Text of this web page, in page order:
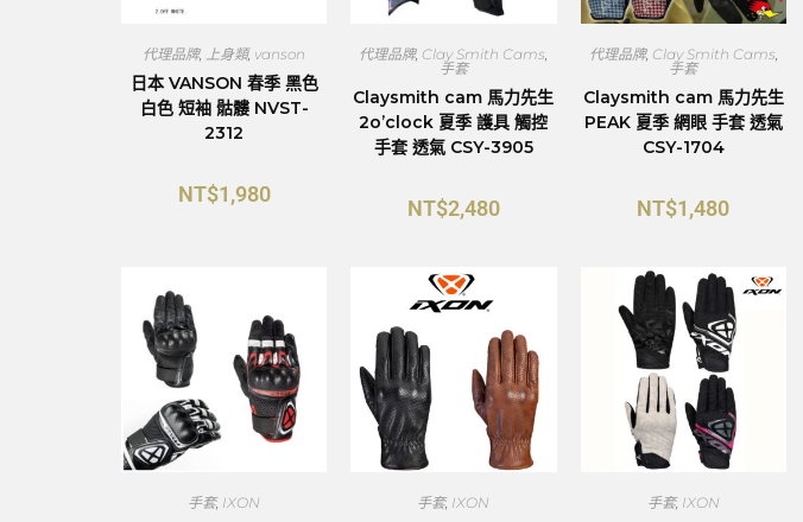
代理品牌, 上身類, vanson
日本 VANSON 春季 黑色
白色 短袖 骷髏 NVST-
2312
NT$1,980
代理品牌, Clay Smith Cams
手套
Claysmith cam 馬力先生
2o’clock 夏季 護具 觸控
手套 透氣 CSY-3905
NT$2,480
代理品牌, Clay Smith Cams
手套
Claysmith cam 馬力先生
PEAK 夏季 網眼 手套 透氣
CSY-1704
NT$1,480
手套, IXON 手套, IXON 手套, IXON